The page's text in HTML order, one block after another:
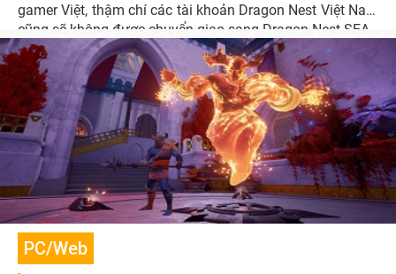
gamer Việt, thậm chí các tài khoản Dragon Nest Việt Nam
cũng sẽ không được chuyển giao sang Dragon Nest SEA.
PC/Web